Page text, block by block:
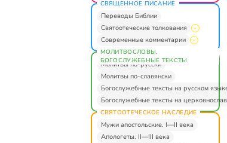
СВЯЩЕННОЕ ПИСАНИЕ
Переводы Библии
Святоотеческие толкования
Современные комментарии
МОЛИТВОСЛОВЫ.
БОГОСЛУЖЕБНЫЕ ТЕКСТЫ
Молитвы по-русски
Молитвы по-славянски
Богослужебные тексты на русском
Богослужебные тексты на
СВЯТООТЕЧЕСКОЕ НАСЛЕДИЕ
Мужи апостольские. I—II века
Апологеты. II—III века